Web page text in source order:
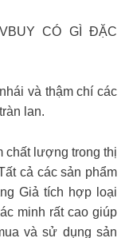
CÓ GÌ ĐẶC
và thậm chí các
lan.
chất lượng trong thị
cả các sản phẩm
Giả tích hợp loại
minh rất cao giúp
và sử dụng sản